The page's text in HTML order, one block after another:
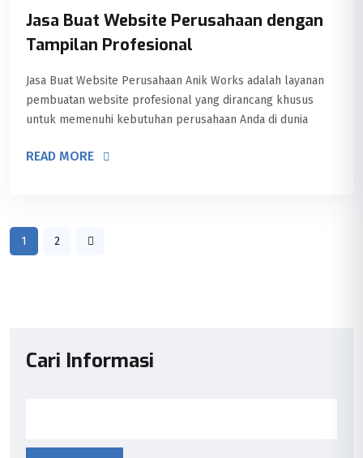
Jasa Buat Website Perusahaan dengan
Tampilan Profesional
Jasa Buat Website Perusahaan Anik Works adalah layanan
pembuatan website profesional yang dirancang khusus
untuk memenuhi kebutuhan perusahaan Anda di dunia
READ MORE
1 2
Cari Informasi